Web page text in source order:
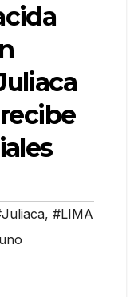
, #LIMA